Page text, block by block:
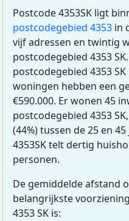
Postcode 4353SK ligt
postcodegebied 4353 in
vijf adressen en twintig
postcodegebied 4353
postcodegebied 4353
woningen hebben een
€590.000. Er wonen 45
postcodegebied 4353
(44%) tussen de 25 en
4353SK telt dertig
personen.
De gemiddelde afstand
belangrijkste
4353 SK is: